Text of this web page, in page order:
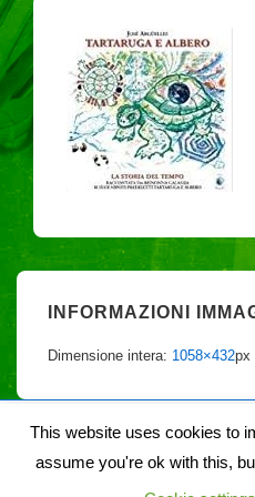
INFORMAZIONI
Dimensione intera: 1058×432px
Copyright © 2026Noiegaia |
This website uses cookies to
assume you're ok with this,